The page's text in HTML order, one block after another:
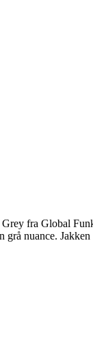
fra Global
nuance.